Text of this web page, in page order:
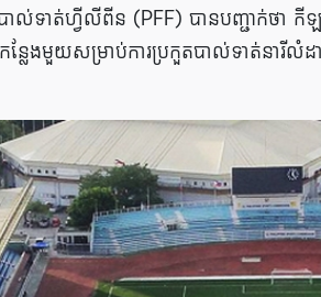
ទាត់ហ្វីលីពីន (PFF) បានបញ្ជាក់ថា កី
លែងមួយសម្រាប់ការប្រកួតបាល់ទាត់នារីលំ